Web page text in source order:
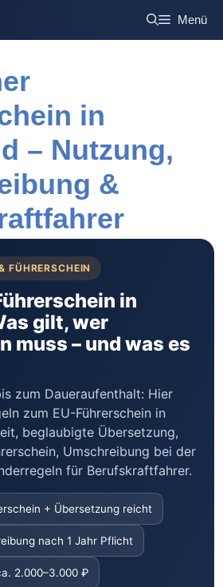
Menü
in
– Nutzung,
&
FÜHRERSCHEIN
in
gilt, wer
muss – und was es
zum Daueraufenthalt: Hier
zum EU-Führerschein in
beglaubigte Übersetzung,
Umschreibung bei der
für Berufskraftfahrer.
+ Übersetzung reicht
nach 1 Jahr Pflicht
2.000–3.000 ₽